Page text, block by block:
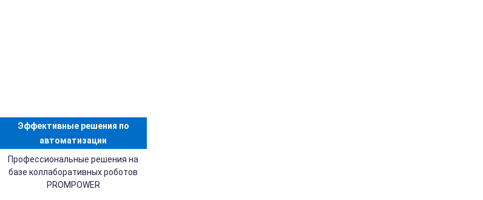
Эффективные решения по
автоматизации
Профессиональные решения на
базе коллаборативных роботов
PROMPOWER